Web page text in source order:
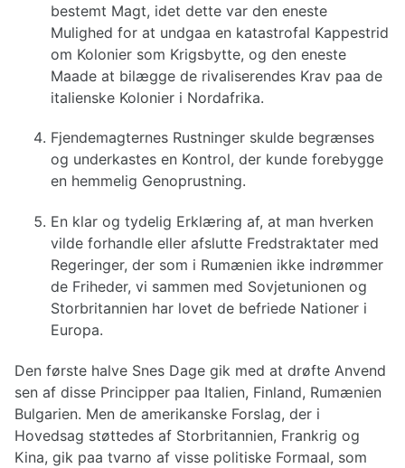
bestemt Magt, idet dette var den eneste
Mulighed for at undgaa en katastrofal Kappestrid
om Kolonier som Krigsbytte, og den eneste
Maade at bilægge de rivaliserendes Krav paa de
italienske Kolonier i Nordafrika.
Fjendemagternes Rustninger skulde begrænses
og underkastes en Kontrol, der kunde forebygge
en hemmelig Genoprustning.
En klar og tydelig Erklæring af, at man hverken
vilde forhandle eller afslutte Fredstraktater med
Regeringer, der som i Rumænien ikke indrømmer
de Friheder, vi sammen med Sovjetunionen og
Storbritannien har lovet de befriede Nationer i
Europa.
Den første halve Snes Dage gik med at drøfte Anvend
sen af disse Principper paa Italien, Finland, Rumænien
Bulgarien. Men de amerikanske Forslag, der i
Hovedsag støttedes af Storbritannien, Frankrig og
Kina, gik paa tvarno af visse politiske Formaal, som